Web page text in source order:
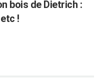
bois de Dietrich :
!